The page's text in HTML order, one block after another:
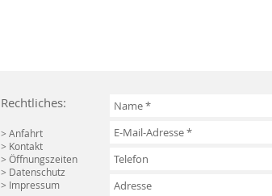
Rechtliches:
> Anfahrt
> Kontakt
> Öffnungszeiten
> Datenschutz
> Impressum